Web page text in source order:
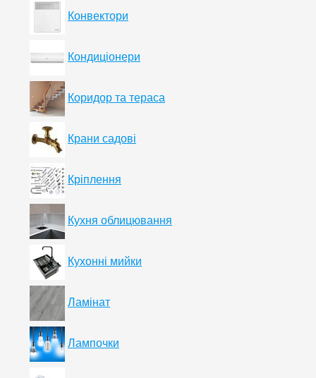
Конвектори
Кондиціонери
Коридор та тераса
Крани садові
Кріплення
Кухня облицювання
Кухонні мийки
Ламінат
Лампочки